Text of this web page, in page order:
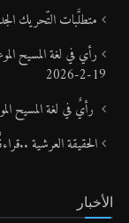
متطلَّبات التّحريك
19-2-2026
رأيٌ في لغة المسيح الموعود عليه
الحقيقة العرشية
الأخبار